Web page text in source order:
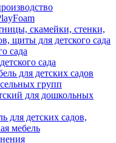
скамейки, стенки,
щиты для детского сада
сада
сада
для детских садов
групп
для дошкольных
для детских садов,
мебель